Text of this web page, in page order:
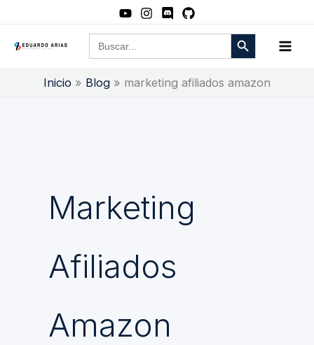
contenido
Buscar: Botón de búsqueda
Inicio Blog marketing afiliados amazon
Marketing
Afiliados
Amazon